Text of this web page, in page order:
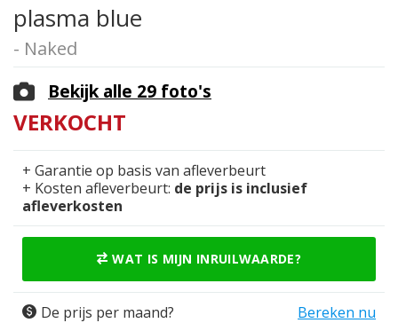
plasma blue
- Naked
VERKOCHT
+ Garantie op basis van afleverbeurt
+ Kosten afleverbeurt: de prijs is inclusief
afleverkosten
WAT IS MIJN INRUILWAARDE?
De prijs per maand? Bereken nu
Bekijk alle 29 foto's